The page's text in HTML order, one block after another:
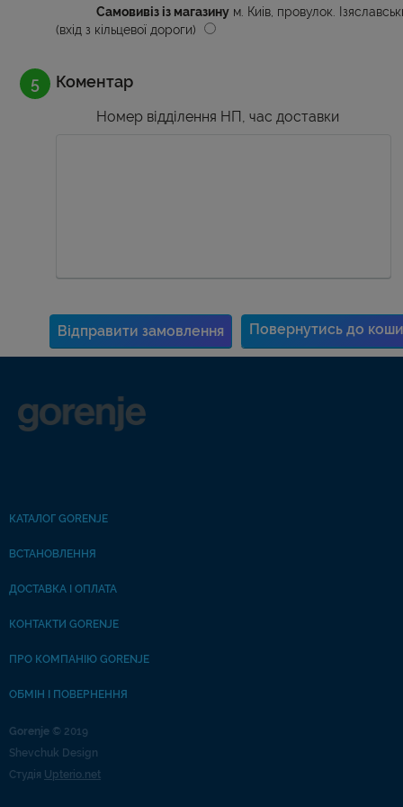
Самовивіз із магазину м. Киів, провулок.
(вхід з кільцевої дороги)
Коментар
Номер відділення НП, час доставки
Відправити замовлення Повернутись до
Gorenje © 2019
Shevchuk Design
Студія Upterio.net
КАТАЛОГ GORENJE
ВСТАНОВЛЕННЯ
ДОСТАВКА І ОПЛАТА
КОНТАКТИ GORENJE
ПРО КОМПАНІЮ GORENJE
ОБМІН І ПОВЕРНЕННЯ